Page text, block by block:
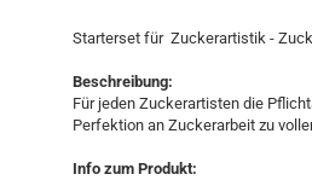
Starterset für Zuckerartistik -
Beschreibung:
Für jeden Zuckerartisten die
Perfektion an Zuckerarbeit zu
Info zum Produkt: